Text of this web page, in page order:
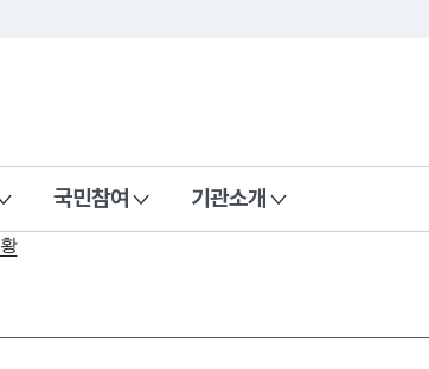
국민참여 기관소개